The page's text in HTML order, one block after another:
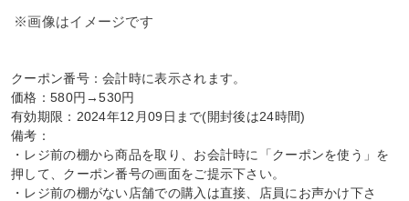
※画像はイメージです
クーポン番号：会計時に表示されます。
価格：580円→530円
有効期限：2024年12月09日まで(開封後は24時間)
備考：
・レジ前の棚から商品を取り、お会計時に「クーポンを使う」を
押して、クーポン番号の画面をご提示下さい。
・レジ前の棚がない店舗での購入は直接、店員にお声かけ下さ